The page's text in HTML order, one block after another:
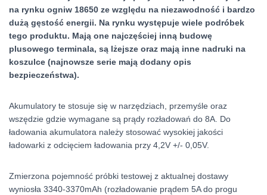
na rynku ogniw 18650 ze względu na niezawodność i bardzo
dużą gęstość energii. Na rynku występuje wiele podróbek
tego produktu. Mają one najczęściej inną budowę
plusowego terminala, są lżejsze oraz mają inne nadruki na
koszulce (najnowsze serie mają dodany opis
bezpieczeństwa).
Akumulatory te stosuje się w narzędziach, przemyśle oraz
wszędzie gdzie wymagane są prądy rozładowań do 8A. Do
ładowania akumulatora należy stosować wysokiej jakości
ładowarki z odcięciem ładowania przy 4,2V +/- 0,05V.
Zmierzona pojemność próbki testowej z aktualnej dostawy
wyniosła 3340-3370mAh (rozładowanie prądem 5A do progu